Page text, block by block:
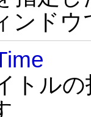
ンド
トル